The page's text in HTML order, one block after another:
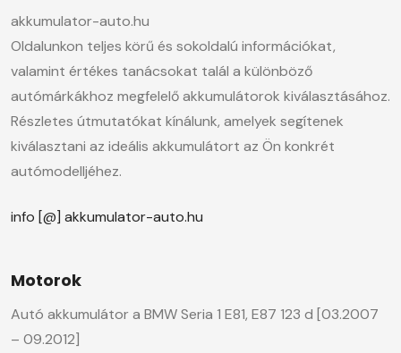
akkumulator-auto.hu
Oldalunkon teljes körű és sokoldalú információkat,
valamint értékes tanácsokat talál a különböző
autómárkákhoz megfelelő akkumulátorok kiválasztásához.
Részletes útmutatókat kínálunk, amelyek segítenek
kiválasztani az ideális akkumulátort az Ön konkrét
autómodelljéhez.
info [@] akkumulator-auto.hu
Motorok
Autó akkumulátor a BMW Seria 1 E81, E87 123 d [03.2007
– 09.2012]